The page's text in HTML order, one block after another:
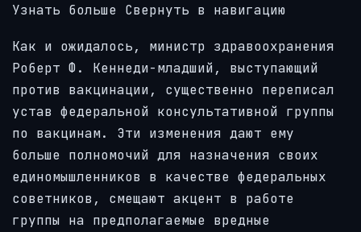
Узнать больше Свернуть в навигацию
Как и ожидалось, министр здравоохранения
Роберт Ф. Кеннеди-младший, выступающий
против вакцинации, существенно переписал
устав федеральной консультативной группы
по вакцинам. Эти изменения дают ему
больше полномочий для назначения своих
единомышленников в качестве федеральных
советников, смещают акцент в работе
группы на предполагаемые вредные